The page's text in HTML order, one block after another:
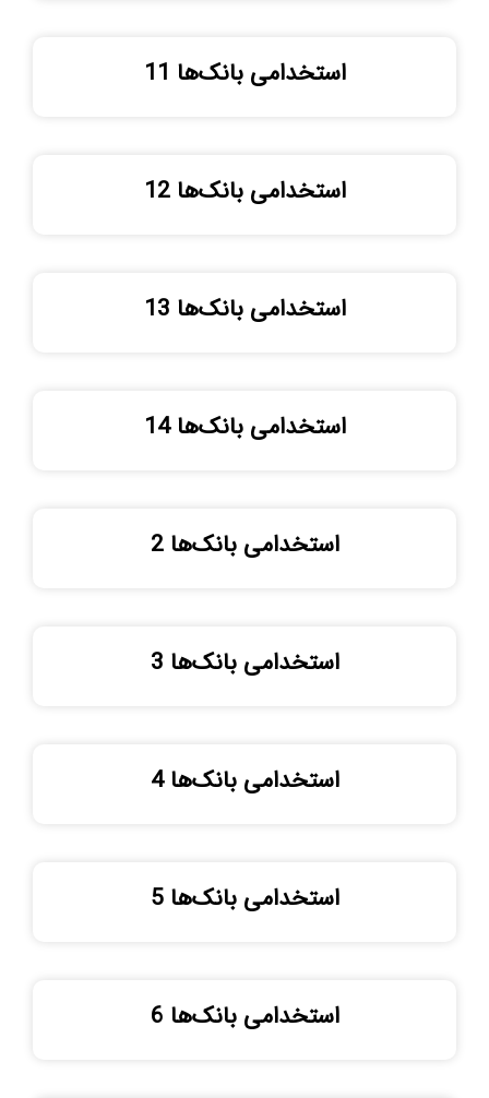
استخدامی بانک‌ها 11
استخدامی بانک‌ها 12
استخدامی بانک‌ها 13
استخدامی بانک‌ها 14
استخدامی بانک‌ها 2
استخدامی بانک‌ها 3
استخدامی بانک‌ها 4
استخدامی بانک‌ها 5
استخدامی بانک‌ها 6